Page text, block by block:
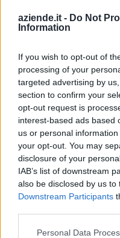
aziende.it - Do Not
Information
If you wish to opt-out of
processing of your
targeted advertising by
section to confirm your
opt-out request is
interest-based ads based
us or personal
your opt-out. You may
disclosure of your
IAB’s list of downstream
also be disclosed by us to
Downstream Participants
Personal Data
Indirizzo: